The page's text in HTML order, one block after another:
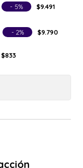
- 5% $9.491
- 2% $9.790
$833